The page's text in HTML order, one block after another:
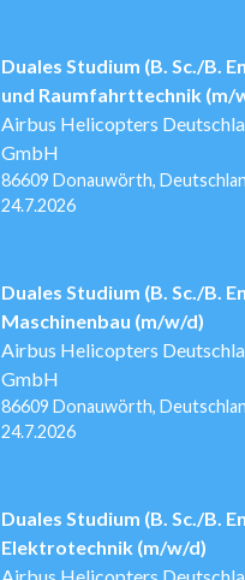
Duales Studium (B. Sc./B.
und Raumfahrttechnik (m/
Airbus Helicopters
GmbH
86609 Donauwörth,
Veröffentlicht
24.7.2026
Duales Studium (B. Sc./B.
Maschinenbau (m/w/d)
Airbus Helicopters
GmbH
86609 Donauwörth,
Veröffentlicht
24.7.2026
Duales Studium (B. Sc./B.
Elektrotechnik (m/w/d)